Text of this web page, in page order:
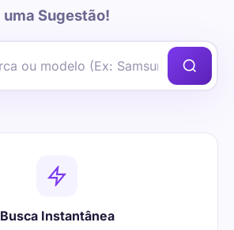
uma Sugestão!
Busca Instantânea